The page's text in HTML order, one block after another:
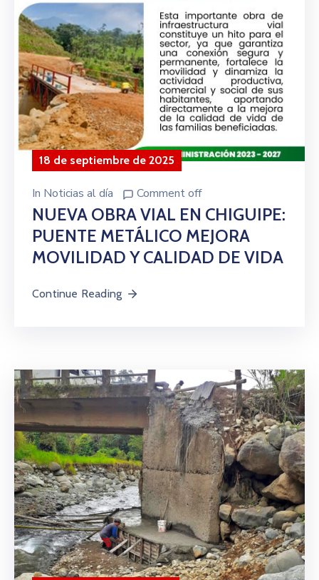
18 de septiembre de 2025
In Noticias al día Comment off
NUEVA OBRA VIAL EN CHIGUIPE:
PUENTE METÁLICO MEJORA
MOVILIDAD Y CALIDAD DE VIDA
Continue Reading